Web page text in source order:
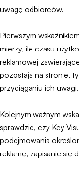
uwagę odbiorców.
Pierwszym
mierzy, ile czasu
reklamowej
pozostają na stronie,
przyciąganiu ich uwagi.
Kolejnym ważnym
sprawdzić, czy Key
podejmowania
reklamę, zapisanie się